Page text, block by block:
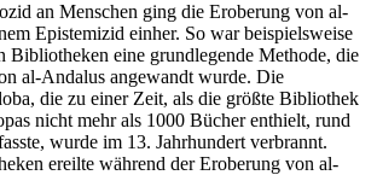
an Menschen ging die Eroberung von al-
Epistemizid einher. So war beispielsweise
Bibliotheken eine grundlegende Methode, die
al-Andalus angewandt wurde. Die
die zu einer Zeit, als die größte Bibliothek
nicht mehr als 1000 Bücher enthielt, rund
wurde im 13. Jahrhundert verbrannt.
ereilte während der Eroberung von al-